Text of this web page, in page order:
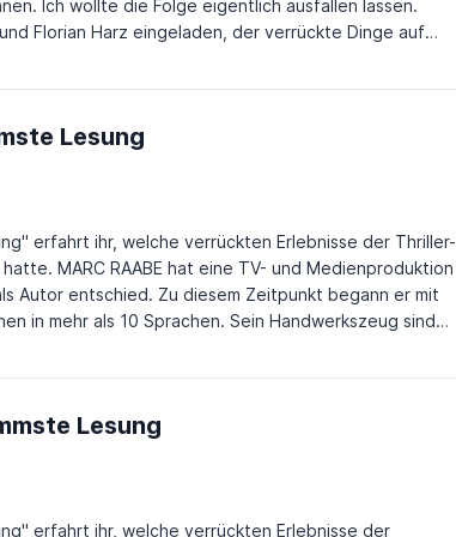
Ich wollte die Folge eigentlich ausfallen lassen.
Florian Harz eingeladen, der verrückte Dinge auf
Zauberer, Moderator, Rampensau.
Lesung
erfahrt ihr, welche verrückten Erlebnisse der Thriller-
Autor entschied. Zu diesem Zeitpunkt begann er mit
in mehr als 10 Sprachen. Sein Handwerkszeug sind
auch Marc Raabe hin und wieder Regeln. Foto:
Lesung
erfahrt ihr, welche verrückten Erlebnisse der